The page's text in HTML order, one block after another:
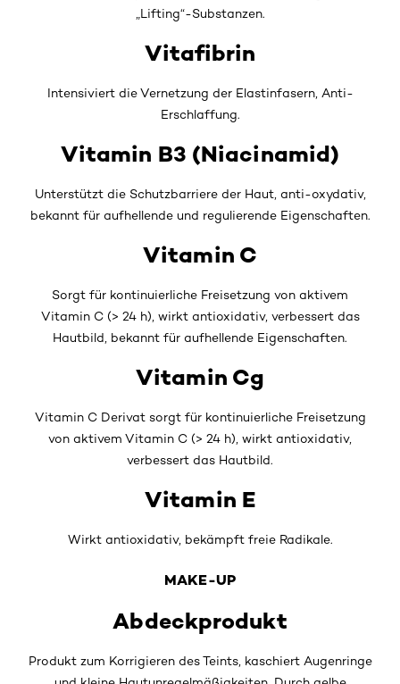
„Lifting“-Substanzen.
Vitafibrin
Intensiviert die Vernetzung der Elastinfasern, Anti-
Erschlaffung.
Vitamin B3 (Niacinamid)
Unterstützt die Schutzbarriere der Haut, anti-oxydativ,
bekannt für aufhellende und regulierende Eigenschaften.
Vitamin C
Sorgt für kontinuierliche Freisetzung von aktivem
Vitamin C (> 24 h), wirkt antioxidativ, verbessert das
Hautbild, bekannt für aufhellende Eigenschaften.
Vitamin Cg
Vitamin C Derivat sorgt für kontinuierliche Freisetzung
von aktivem Vitamin C (> 24 h), wirkt antioxidativ,
verbessert das Hautbild.
Vitamin E
Wirkt antioxidativ, bekämpft freie Radikale.
MAKE-UP
Abdeckprodukt
Produkt zum Korrigieren des Teints, kaschiert Augenringe